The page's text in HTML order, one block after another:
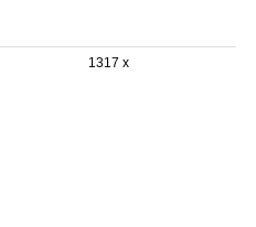
1317 x